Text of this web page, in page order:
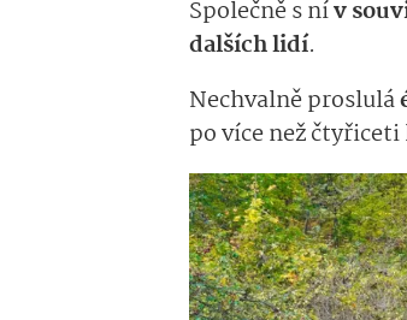
Společně s nív
dalších lidí.
Nechvalně proslulá
po více než čtyřiceti